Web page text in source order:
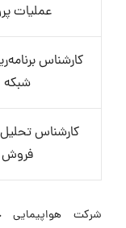
عملیات
کارشناس
شبکه
کارشناس
فروش
شرکت هواپیمایی